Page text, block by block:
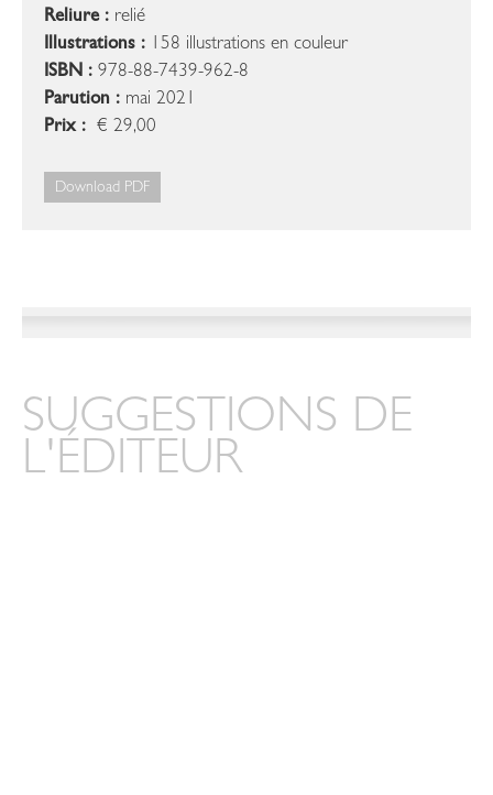
Reliure : relié
Illustrations : 158 illustrations en couleur
ISBN : 978-88-7439-962-8
Parution : mai 2021
Prix : € 29,00
Download PDF
SUGGESTIONS DE
L'ÉDITEUR